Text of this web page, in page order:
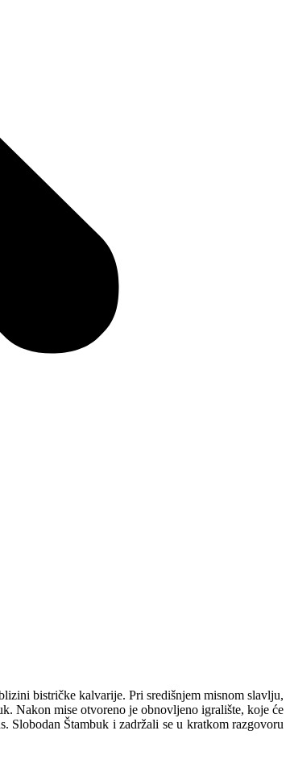
bistričke kalvarije. Pri središnjem misnom slavlju,
Nakon mise otvoreno je obnovljeno igralište, koje će
Slobodan Štambuk i zadržali se u kratkom razgovoru